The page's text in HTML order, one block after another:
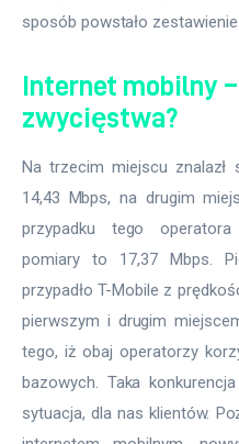
sposób powstało zestawienie.
Internet mobilny
zwycięstwa?
Na trzecim miejscu znalazł
14,43 Mbps, na drugim
przypadku tego
pomiary to 17,37 Mbps.
przypadło T-Mobile z
pierwszym i drugim
tego, iż obaj operatorzy
bazowych. Taka
sytuacja, dla nas klientów.